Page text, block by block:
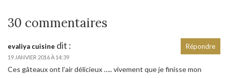
30 commentaires
evaliya cuisine dit :
19 JANVIER 2016 À 14:39
Ces gâteaux ont l’air délicieux ….. vivement que je finisse mon
Répondre